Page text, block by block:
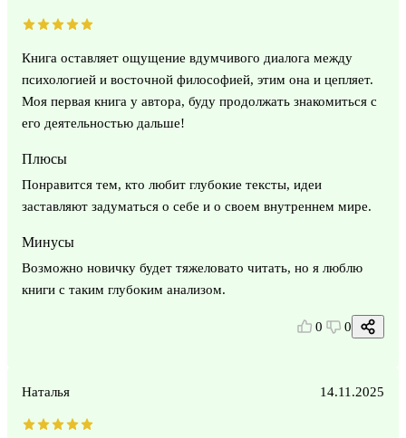
Книга оставляет ощущение вдумчивого диалога между
психологией и восточной философией, этим она и цепляет.
Моя первая книга у автора, буду продолжать знакомиться с
его деятельностью дальше!
Плюсы
Понравится тем, кто любит глубокие тексты, идеи
заставляют задуматься о себе и о своем внутреннем мире.
Минусы
Возможно новичку будет тяжеловато читать, но я люблю
книги с таким глубоким анализом.
0 0
Наталья 14.11.2025